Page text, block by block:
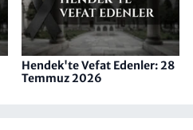
Hendek'te Vefat Edenler: 28
Temmuz 2026